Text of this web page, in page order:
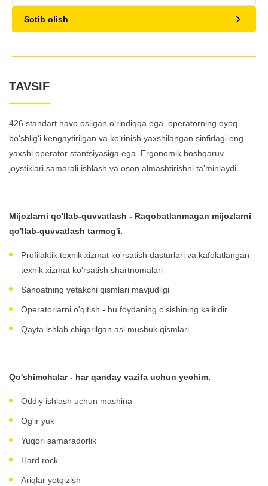
Sotib olish
TAVSIF
426 standart havo osilgan o‘rindiqqa ega, operatorning oyoq
bo‘shlig‘i kengaytirilgan va ko‘rinish yaxshilangan sinfidagi eng
yaxshi operator stantsiyasiga ega. Ergonomik boshqaruv
joystiklari samarali ishlash va oson almashtirishni ta'minlaydi.
Mijozlarni qo'llab-quvvatlash - Raqobatlanmagan mijozlarni
qo'llab-quvvatlash tarmog'i.
Profilaktik texnik xizmat ko'rsatish dasturlari va kafolatlangan
texnik xizmat ko'rsatish shartnomalari
Sanoatning yetakchi qismlari mavjudligi
Operatorlarni o'qitish - bu foydaning o'sishining kalitidir
Qayta ishlab chiqarilgan asl mushuk qismlari
Qo'shimchalar - har qanday vazifa uchun yechim.
Oddiy ishlash uchun mashina
Og'ir yuk
Yuqori samaradorlik
Hard rock
Ariqlar yotqizish